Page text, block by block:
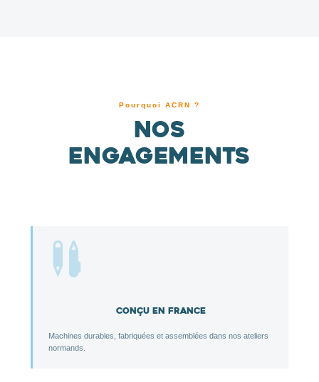
Pourquoi ACRN ?
Nos
engagements

Conçu en France
Machines durables, fabriquées et assemblées dans nos ateliers
normands.